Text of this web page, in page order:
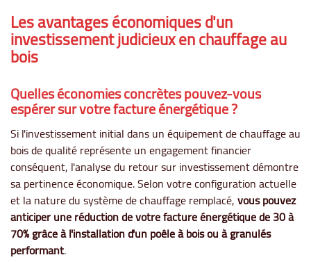
Les avantages économiques d'un
investissement judicieux en chauffage au
bois
Quelles économies concrètes pouvez-vous
espérer sur votre facture énergétique ?
Si l'investissement initial dans un équipement de chauffage au
bois de qualité représente un engagement financier
conséquent, l'analyse du retour sur investissement démontre
sa pertinence économique. Selon votre configuration actuelle
et la nature du système de chauffage remplacé,vous pouvez
anticiper une réduction de votre facture énergétique de 30 à
70% grâce à l'installation d'un poêle à bois ou à granulés
performant.